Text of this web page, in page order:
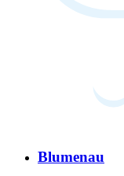
Blumenau